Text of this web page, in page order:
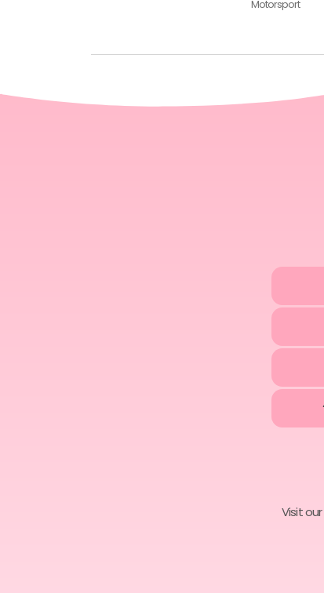
Motorsport
Visit our